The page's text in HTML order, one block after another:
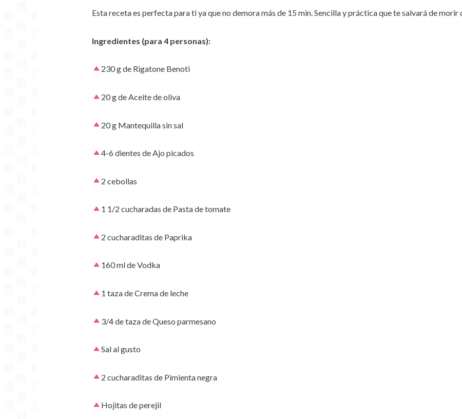
Esta receta es perfecta para ti ya que no demora más de 15 min. Sencilla y práctica que te salvará de morir
Ingredientes (para 4 personas):
230 g de Rigatone Benoti
20 g de Aceite de oliva
20 g Mantequilla sin sal
4-6 dientes de Ajo picados
2 cebollas
1 1/2 cucharadas de Pasta de tomate
2 cucharaditas de Paprika
160 ml de Vodka
1 taza de Crema de leche
3/4 de taza de Queso parmesano
Sal al gusto
2 cucharaditas de Pimienta negra
Hojitas de perejil